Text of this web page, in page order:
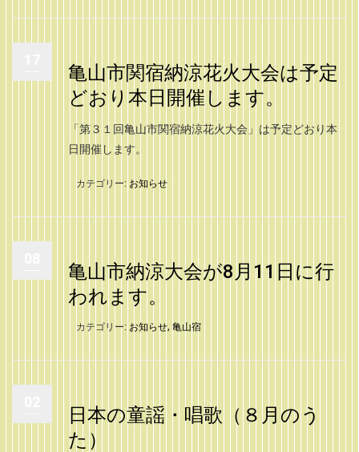
亀山市関宿納涼花火大会は予定
どおり本日開催します。
「第３１回亀山市関宿納涼花火大会」は予定どおり本
日開催します。
カテゴリー: お知らせ
亀山市納涼大会が8月11日に行
われます。
カテゴリー: お知らせ, 亀山宿
日本の童謡・唱歌（８月のう
た）